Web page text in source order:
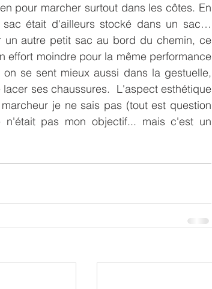
pour marcher surtout dans les côtes. En
était d'ailleurs stocké dans un sac…
un autre petit sac au bord du chemin, ce
effort moindre pour la même performance
se sent mieux aussi dans la gestuelle,
ses chaussures.  L'aspect esthétique
je ne sais pas (tout est question
pas mon objectif... mais c'est un